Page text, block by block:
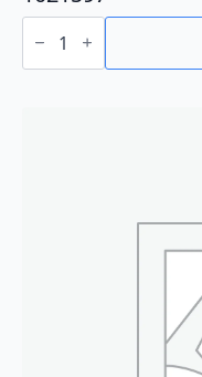
1021597
adet